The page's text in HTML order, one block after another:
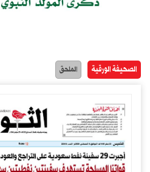
الصحيفة الورقية الملحق